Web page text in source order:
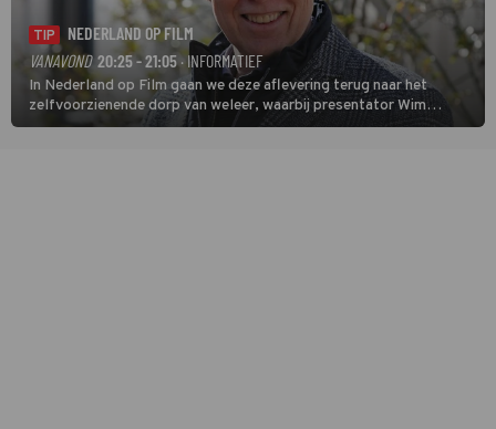
TIP
NEDERLAND OP FILM
VANAVOND 20:25 - 21:05· INFORMATIEF
In Nederland op Film gaan we deze aflevering terug naar het
zelfvoorzienende dorp van weleer, waarbij presentator Wim
Daniëls de kijkers meeneemt op reis door de tijd aan de hand van